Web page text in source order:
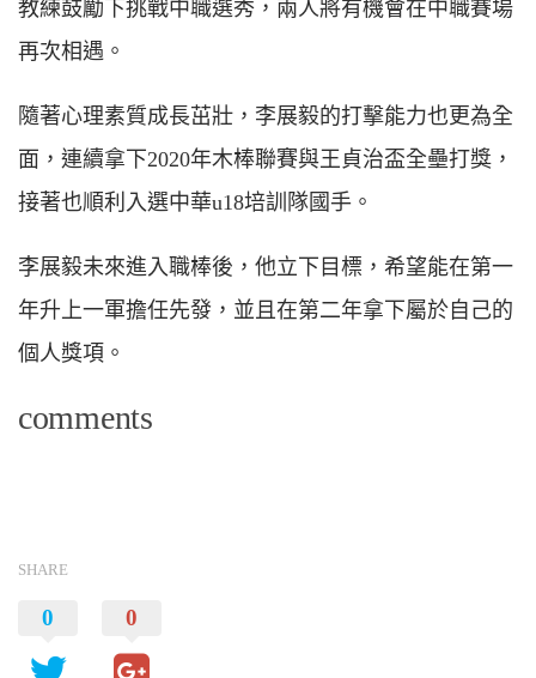
教練鼓勵下挑戰中職選秀，兩人將有機會在中職賽場
再次相遇。
隨著心理素質成長茁壯，李展毅的打擊能力也更為全
面，連續拿下2020年木棒聯賽與王貞治盃全壘打獎，
接著也順利入選中華u18培訓隊國手。
李展毅未來進入職棒後，他立下目標，希望能在第一
年升上一軍擔任先發，並且在第二年拿下屬於自己的
個人獎項。
comments
SHARE
0 0